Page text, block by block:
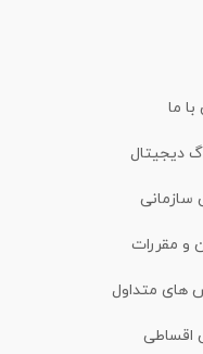
ما
دیجیتال
سازمانی
و مقررات
های متداول
اقساطی